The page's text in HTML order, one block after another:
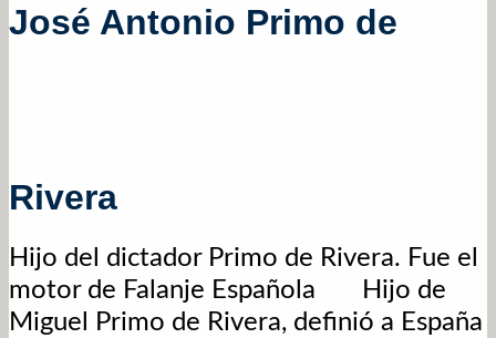
José Antonio Primo de
Rivera
Hijo del dictador Primo de Rivera. Fue el
motor de Falanje Española
Hijo de
Miguel Primo de Rivera, definió a España